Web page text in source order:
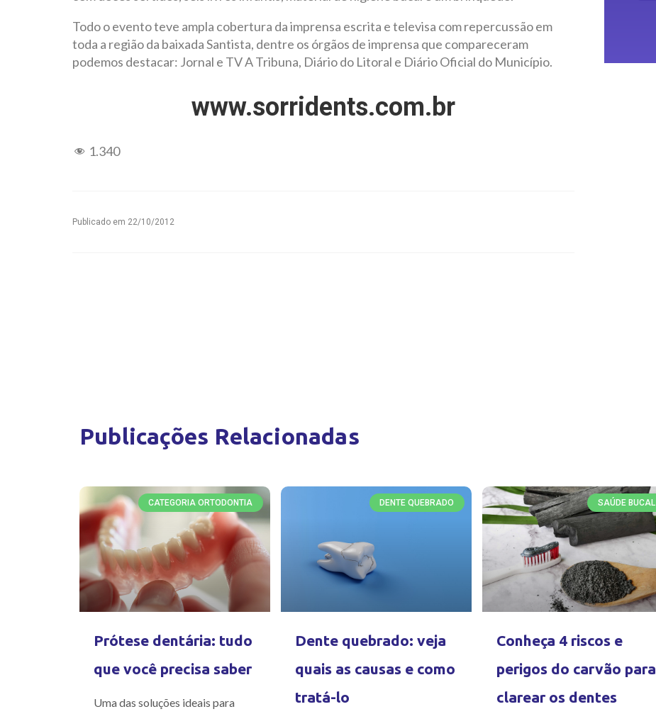
Todo o evento teve ampla cobertura da imprensa escrita e televisa com repercussão em
toda a região da baixada Santista, dentre os órgãos de imprensa que compareceram
podemos destacar: Jornal e TV A Tribuna, Diário do Litoral e Diário Oficial do Município.
www.sorridents.com.br
1.340
Publicado em 22/10/2012
Publicações Relacionadas
CATEGORIA ORTODONTIA
Prótese dentária: tudo
que você precisa saber
Uma das soluções ideais para
DENTE QUEBRADO
Dente quebrado: veja
quais as causas e como
tratá-lo
SAÚDE BUCAL
Conheça 4 riscos e
perigos do carvão para
clarear os dentes